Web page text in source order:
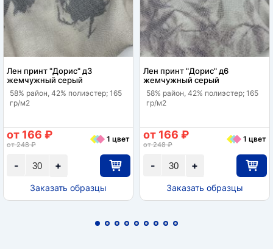
Лен принт "Дорис" д3
жемчужный серый
58% район, 42% полиэстер; 165
гр/м2
+
-
от 166 ₽
от 248 ₽
1 цвет
Заказать образцы
Лен принт "Дорис" д6
жемчужный серый
58% район, 42% полиэстер; 165
гр/м2
+
-
от 166 ₽
от 248 ₽
1 цвет
Заказать образцы